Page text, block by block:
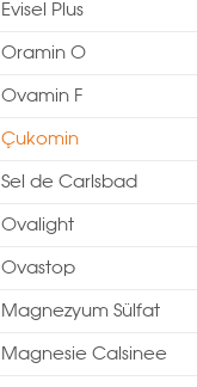
Evisel Plus
Oramin O
Ovamin F
Çukomin
Sel de Carlsbad
Ovalight
Ovastop
Magnezyum Sülfat
Magnesie Calsinee